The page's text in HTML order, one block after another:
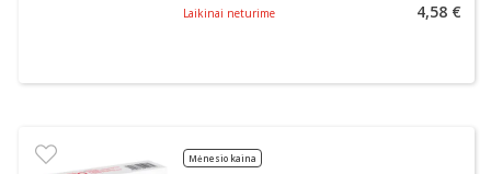
Laikinai neturime 4,58 €
Mėnesio kaina